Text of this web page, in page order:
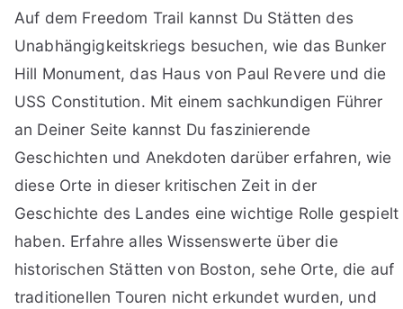
Auf dem Freedom Trail kannst Du Stätten des
Unabhängigkeitskriegs besuchen, wie das Bunker
Hill Monument, das Haus von Paul Revere und die
USS Constitution. Mit einem sachkundigen Führer
an Deiner Seite kannst Du faszinierende
Geschichten und Anekdoten darüber erfahren, wie
diese Orte in dieser kritischen Zeit in der
Geschichte des Landes eine wichtige Rolle gespielt
haben. Erfahre alles Wissenswerte über die
historischen Stätten von Boston, sehe Orte, die auf
traditionellen Touren nicht erkundet wurden, und